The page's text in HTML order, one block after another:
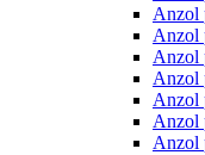
Anzol
Anzol
Anzol
Anzol
Anzol
Anzol
Anzol